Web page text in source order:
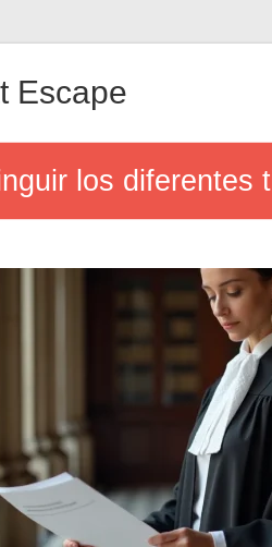
Escape
los diferentes